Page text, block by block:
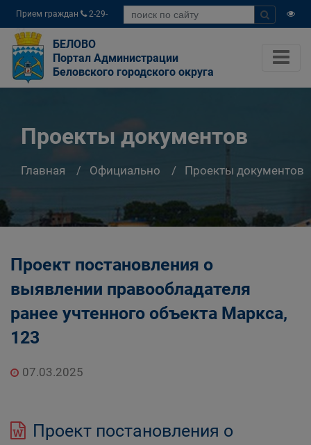
Прием граждан
2-29-
04
БЕЛОВО
Портал Администрации
Беловского городского округа
Проекты документов
Главная Официально Проекты документов
Проект постановления о
выявлении правообладателя
ранее учтенного объекта Маркса,
123
07.03.2025
Проект постановления о